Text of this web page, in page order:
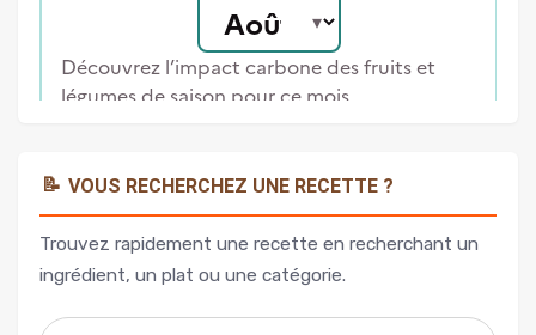
📝 VOUS RECHERCHEZ UNE RECETTE ?
Trouvez rapidement une recette en recherchant un
ingrédient, un plat ou une catégorie.